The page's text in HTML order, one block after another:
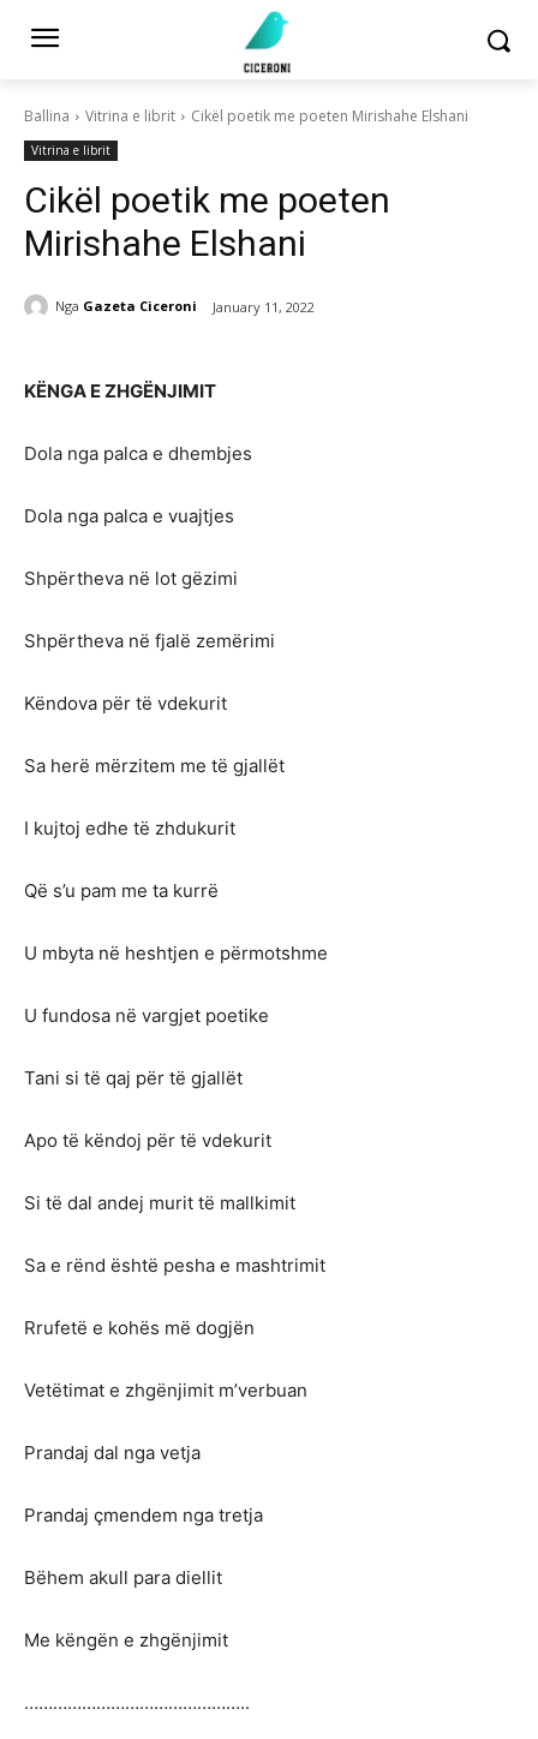
Ballina Vitrina e librit Cikël poetik me poeten Mirishahe Elshani
Vitrina e librit
Cikël poetik me poeten
Mirishahe Elshani
Nga Gazeta Ciceroni January 11, 2022
KËNGA E ZHGËNJIMIT
Dola nga palca e dhembjes
Dola nga palca e vuajtjes
Shpërtheva në lot gëzimi
Shpërtheva në fjalë zemërimi
Këndova për të vdekurit
Sa herë mërzitem me të gjallët
I kujtoj edhe të zhdukurit
Që s’u pam me ta kurrë
U mbyta në heshtjen e përmotshme
U fundosa në vargjet poetike
Tani si të qaj për të gjallët
Apo të këndoj për të vdekurit
Si të dal andej murit të mallkimit
Sa e rënd është pesha e mashtrimit
Rrufetë e kohës më dogjën
Vetëtimat e zhgënjimit m’verbuan
Prandaj dal nga vetja
Prandaj çmendem nga tretja
Bëhem akull para diellit
Me këngën e zhgënjimit
………………………………………..